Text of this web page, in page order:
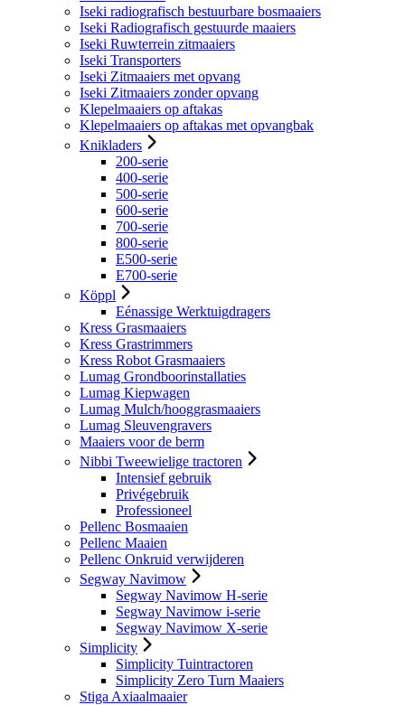
Iseki radiografisch bestuurbare bosmaaiers
Iseki Radiografisch gestuurde maaiers
Iseki Ruwterrein zitmaaiers
Iseki Transporters
Iseki Zitmaaiers met opvang
Iseki Zitmaaiers zonder opvang
Klepelmaaiers op aftakas
Klepelmaaiers op aftakas met opvangbak
Knikladers
200-serie
400-serie
500-serie
600-serie
700-serie
800-serie
E500-serie
E700-serie
Köppl
Eénassige Werktuigdragers
Kress Grasmaaiers
Kress Grastrimmers
Kress Robot Grasmaaiers
Lumag Grondboorinstallaties
Lumag Kiepwagen
Lumag Mulch/hooggrasmaaiers
Lumag Sleuvengravers
Maaiers voor de berm
Nibbi Tweewielige tractoren
Intensief gebruik
Privégebruik
Professioneel
Pellenc Bosmaaien
Pellenc Maaien
Pellenc Onkruid verwijderen
Segway Navimow
Segway Navimow H-serie
Segway Navimow i-serie
Segway Navimow X-serie
Simplicity
Simplicity Tuintractoren
Simplicity Zero Turn Maaiers
Stiga Axiaalmaaier